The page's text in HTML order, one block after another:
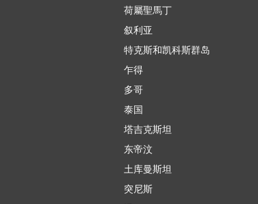
荷屬聖馬丁
叙利亚
特克斯和凯科斯群岛
乍得
多哥
泰国
塔吉克斯坦
东帝汶
土库曼斯坦
突尼斯